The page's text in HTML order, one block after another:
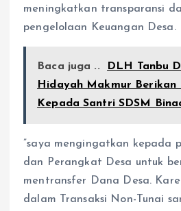
meningkatkan transparansi
pengelolaan Keuangan Desa.
Baca juga ..
DLH Tanbu
Hidayah Makmur Berikan
Kepada Santri SDSM
”saya mengingatkan kepada
dan Perangkat Desa untuk
mentransfer Dana Desa.
dalam Transaksi Non-Tunai